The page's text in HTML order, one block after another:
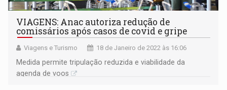
VIAGENS: Anac autoriza redução de
comissários após casos de covid e gripe
Viagens e Turismo 18 de Janeiro de 2022 às 16:06
Medida permite tripulação reduzida e viabilidade da
agenda de voos